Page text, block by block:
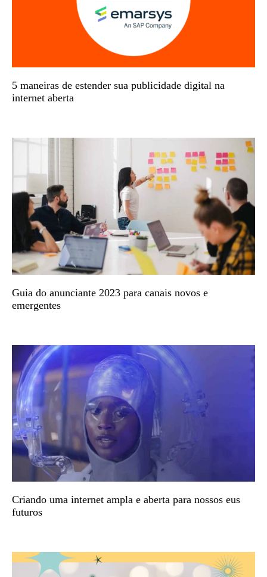
5 maneiras de estender sua publicidade digital na
internet aberta
Guia do anunciante 2023 para canais novos e
emergentes
Criando uma internet ampla e aberta para nossos eus
futuros